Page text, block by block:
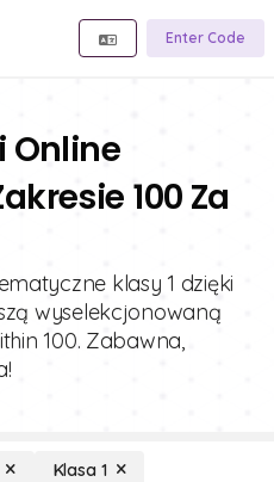
Enter Code
Online
100 Za
klasy 1 dzięki
wyselekcjonowaną
100. Zabawna,
Klasa 1